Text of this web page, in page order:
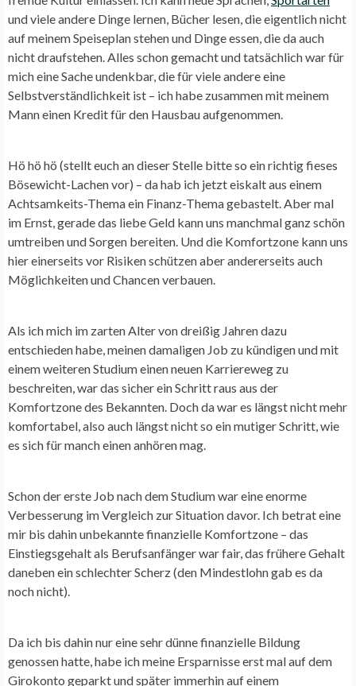
und viele andere Dinge lernen, Bücher lesen, die eigentlich nicht
auf meinem Speiseplan stehen und Dinge essen, die da auch
nicht draufstehen. Alles schon gemacht und tatsächlich war für
mich eine Sache undenkbar, die für viele andere eine
Selbstverständlichkeit ist – ich habe zusammen mit meinem
Mann einen Kredit für den Hausbau aufgenommen.
Hö hö hö (stellt euch an dieser Stelle bitte so ein richtig fieses
Bösewicht-Lachen vor) – da hab ich jetzt eiskalt aus einem
Achtsamkeits-Thema ein Finanz-Thema gebastelt. Aber mal
im Ernst, gerade das liebe Geld kann uns manchmal ganz schön
umtreiben und Sorgen bereiten. Und die Komfortzone kann uns
hier einerseits vor Risiken schützen aber andererseits auch
Möglichkeiten und Chancen verbauen.
Als ich mich im zarten Alter von dreißig Jahren dazu
entschieden habe, meinen damaligen Job zu kündigen und mit
einem weiteren Studium einen neuen Karriereweg zu
beschreiten, war das sicher ein Schritt raus aus der
Komfortzone des Bekannten. Doch da war es längst nicht mehr
komfortabel, also auch längst nicht so ein mutiger Schritt, wie
es sich für manch einen anhören mag.
Schon der erste Job nach dem Studium war eine enorme
Verbesserung im Vergleich zur Situation davor. Ich betrat eine
mir bis dahin unbekannte finanzielle Komfortzone – das
Einstiegsgehalt als Berufsanfänger war fair, das frühere Gehalt
daneben ein schlechter Scherz (den Mindestlohn gab es da
noch nicht).
Da ich bis dahin nur eine sehr dünne finanzielle Bildung
genossen hatte, habe ich meine Ersparnisse erst mal auf dem
Girokonto geparkt und später immerhin auf einem